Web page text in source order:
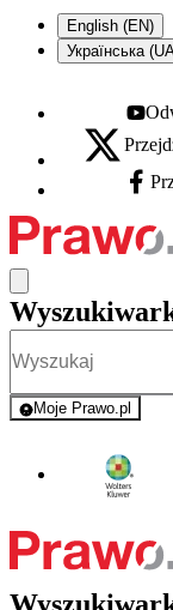
English (EN)
Українська
X - otwiera się
Moje Prawo.pl
- rejestracja i